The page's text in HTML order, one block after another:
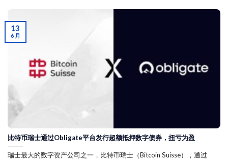
比特币瑞士通过Obligate平台发行超额抵押数字债券，扭亏为盈
瑞士最大的数字资产公司之一，比特币瑞士（Bitcoin Suisse），通过
13
6 月